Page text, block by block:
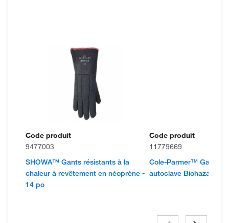
Code produit
9477003
SHOWA™ Gants résistants à la
chaleur à revêtement en néoprène -
14 po
Code produit
11779669
Cole-Parmer™ Gants
autoclave Biohazard